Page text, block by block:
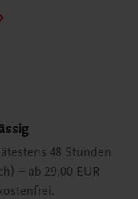
48 Stunden
– ab 29,00 EUR